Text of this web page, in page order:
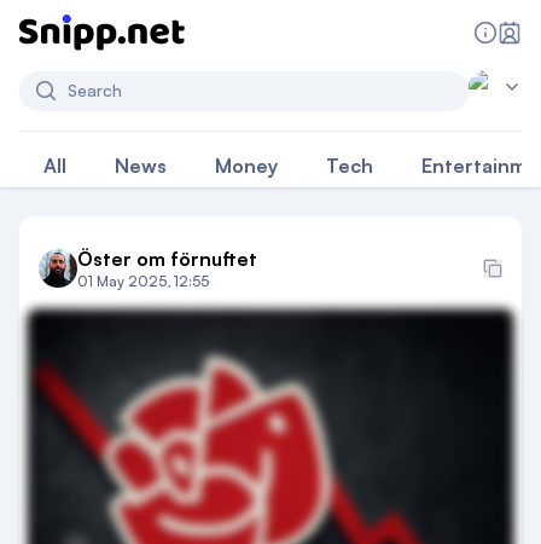
Search
All News Money Tech
Öster om förnuftet
01 May 2025, 12:55